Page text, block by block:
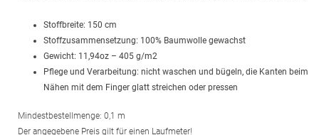
Stoffbreite: 150 cm
Stoffzusammensetzung: 100% Baumwolle gewachst
Gewicht: 11,94oz – 405 g/m2
Pflege und Verarbeitung: nicht waschen und bügeln, die Kanten beim
Nähen mit dem Finger glatt streichen oder pressen
Mindestbestellmenge: 0,1 m
Der angegebene Preis gilt für einen Laufmeter!